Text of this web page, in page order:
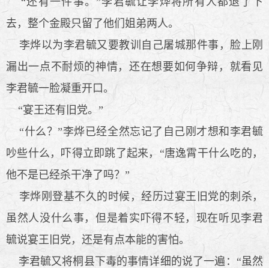
去，整个金殿只留了他们姐弟两人。
李烨以为李君毓又要教训自己屠城那件事，脸上刚
漏出一点不耐烦的神情，还在想要如何争辩，就看见
李君毓一脸凝重开口。
“宴王还有旧党。”
“什么？”李烨已经全然忘记了自己刚才想和李君毓
吵些什么，吓得立即跳了起来，“唐逸霄干什么吃的，
他不是已经杀干净了吗？”
李烨刚登基不久的时候，经历过宴王旧党的刺杀，
虽然人没什么事，但是着实吓得不轻，现在听见李君
毓说宴王旧党，还是有点本能的害怕。
李君毓又将桐县下毒的事情详细的说了一遍：“虽然